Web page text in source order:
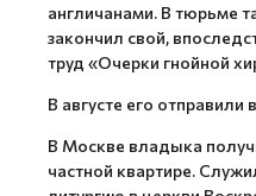
англичанами. В тюрьме
закончил свой,
труд «Очерки гнойной
В августе его
В Москве владыка
частной квартире.